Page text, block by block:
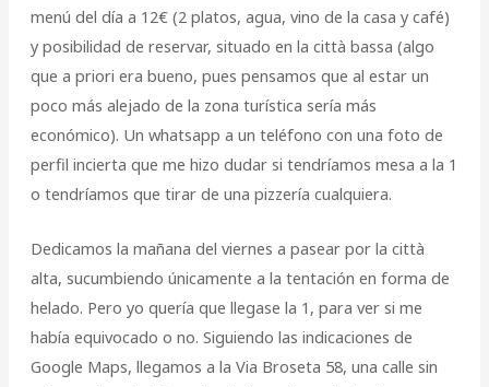
menú del día a 12€ (2 platos, agua, vino de la casa y café)
y posibilidad de reservar, situado en la città bassa (algo
que a priori era bueno, pues pensamos que al estar un
poco más alejado de la zona turística sería más
económico). Un whatsapp a un teléfono con una foto de
perfil incierta que me hizo dudar si tendríamos mesa a la 1
o tendríamos que tirar de una pizzería cualquiera.
Dedicamos la mañana del viernes a pasear por la città
alta, sucumbiendo únicamente a la tentación en forma de
helado. Pero yo quería que llegase la 1, para ver si me
había equivocado o no. Siguiendo las indicaciones de
Google Maps, llegamos a la Via Broseta 58, una calle sin